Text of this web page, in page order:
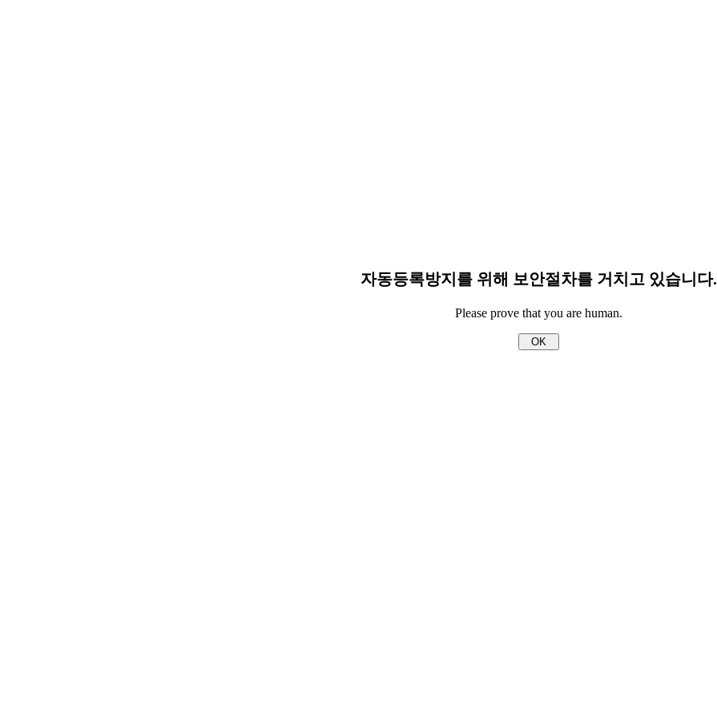
자동등록방지를 위해 보안절차를 거치고 있습니다.
Please prove that you are human.